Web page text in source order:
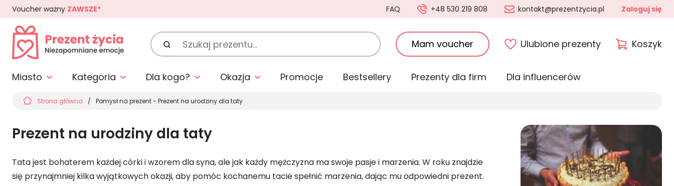
Voucher ważny ZAWSZE* FAQ +48 530 219 808 kontakt@prezentzycia.pl Zaloguj się
Szukaj
prezentu:
Mam voucher Ulubione prezenty Koszyk
Miasto Kategoria Dla kogo? Okazja Promocje Bestsellery Prezenty dla firm Dla influencerów
Strona główna Pomysł na prezent - Prezent na urodziny dla taty
Prezent na urodziny dla taty
Tata jest bohaterem każdej córki i wzorem dla syna, ale jak każdy mężczyzna ma swoje pasje i marzenia. W roku znajdzie
się przynajmniej kilka wyjątkowych okazji, aby pomóc kochanemu tacie spełnić marzenia, dając mu odpowiedni prezent.